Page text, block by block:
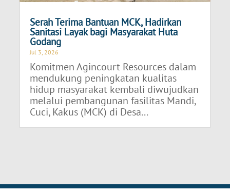
Serah Terima Bantuan MCK, Hadirkan
Sanitasi Layak bagi Masyarakat Huta
Godang
Jul 3, 2026
Komitmen Agincourt Resources dalam
mendukung peningkatan kualitas
hidup masyarakat kembali diwujudkan
melalui pembangunan fasilitas Mandi,
Cuci, Kakus (MCK) di Desa...